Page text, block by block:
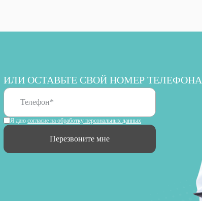
ИЛИ ОСТАВЬТЕ СВОЙ НОМЕР ТЕЛЕФОНА
Я даюсогласие на обработку персональных данных
Перезвоните мне